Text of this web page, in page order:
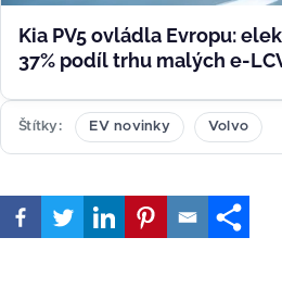
Kia PV5 ovládla Evropu:
37% podíl trhu malých e-
Štítky EV novinky Volvo